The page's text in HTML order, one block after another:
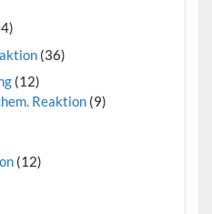
(36)
(12)
Reaktion (9)
(12)